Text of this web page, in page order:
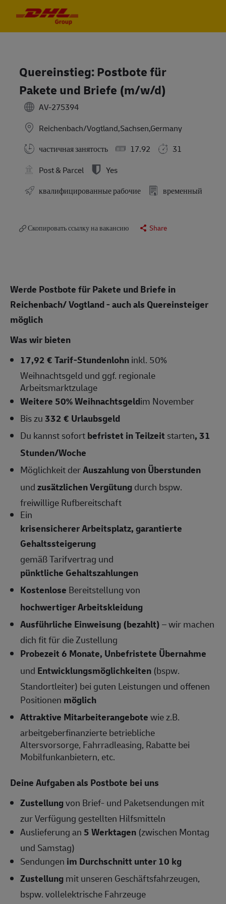
Quereinstieg: Postbote für
Pakete und Briefe (m/w/d)
AV-275394
Reichenbach/Vogtland,Sachsen,Germany
частичная занятость
17.92
31
Post & Parcel
Yes
квалифицированные рабочие
временный
Скопировать ссылку на вакансию Share
Werde Postbote für Pakete und Briefe in
Reichenbach/ Vogtland - auch als Quereinsteiger
möglich
Was wir bieten
17,92 € Tarif-Stundenlohninkl. 50%
Weihnachtsgeld und ggf. regionale
Arbeitsmarktzulage
Weitere 50% Weihnachtsgeldim November
Bis zu332 € Urlaubsgeld
Du kannst sofortbefristet in Teilzeit starten, 31
Stunden/Woche
Möglichkeit derAuszahlung von Überstunden
undzusätzlichen Vergütungdurch bspw.
freiwillige Rufbereitschaft
Ein
krisensicherer Arbeitsplatz, garantierte
Gehaltssteigerung
gemäß Tarifvertrag und
pünktliche Gehaltszahlungen
Kostenlose Bereitstellung von
hochwertiger Arbeitskleidung
Ausführliche Einweisung (bezahlt)– wir machen
dich fit für die Zustellung
Probezeit 6 Monate, Unbefristete Übernahme
und Entwicklungsmöglichkeiten (bspw.
Standortleiter) bei guten Leistungen und offenen
Positionen möglich
Attraktive Mitarbeiterangebotewie z.B.
arbeitgeberfinanzierte betriebliche
Altersvorsorge, Fahrradleasing, Rabatte bei
Mobilfunkanbietern, etc.
Deine Aufgaben als Postbote bei uns
Zustellungvon Brief- und Paketsendungen mit
zur Verfügung gestellten Hilfsmitteln
Auslieferung an5 Werktagen (zwischen Montag
und Samstag)
Sendungen im Durchschnitt unter 10 kg
Zustellungmit unseren Geschäftsfahrzeugen,
bspw. vollelektrische Fahrzeuge